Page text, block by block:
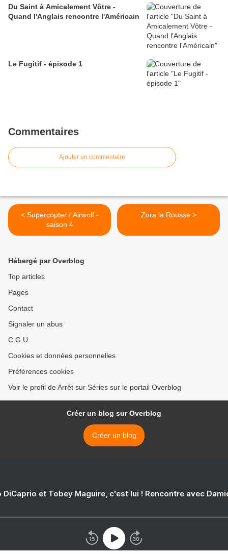
Du Saint à Amicalement Vôtre -
Quand l'Anglais rencontre l'Américain
Le Fugitif - épisode 1
Commentaires
Ajouter un commentaire
< Supercopter / Airwolf -
saison 4
Zora la Rousse >
Hébergé par Overblog
Top articles
Pages
Contact
Signaler un abus
C.G.U.
Cookies et données personnelles
Préférences cookies
Voir le profil de Arrêt sur Séries sur le portail Overblog
Créer un blog sur Overblog
Créer un blog
DiCaprio et Tobey Maguire, c'est lui ! Rencontre avec